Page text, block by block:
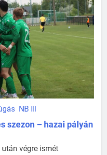
NB III
szezon – hazai pályán
végre ismét